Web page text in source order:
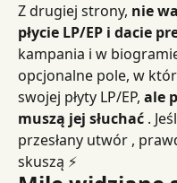
Z drugiej strony, nie
płycie LP/EP i dacie
kampania i w
opcjonalne pole, w
swojej płyty LP/EP, ale
muszą jej słuchać .
przesłany utwór ,
skuszą ⚡️